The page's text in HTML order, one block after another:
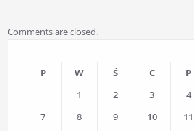
Comments are closed.
P W Ś C P
1
2 3 4
7
8 9 10 11